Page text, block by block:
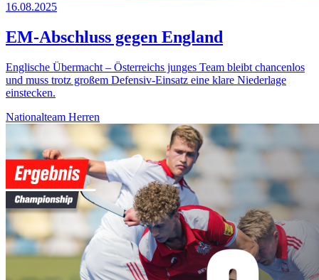
16.08.2025
EM-Abschluss gegen England
Englische Übermacht – Österreichs junges Team bleibt chancenlos
und muss trotz großem Defensiv-Einsatz eine klare Niederlage
einstecken.
Nationalteam Herren